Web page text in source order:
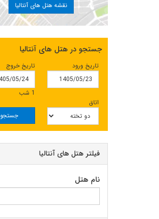
نقشه هتل های آنتالیا
جستجو در هتل های آنتالیا
تاریخ ورود تاریخ خروج
1 شب
اتاق
جستجو
فیلتر هتل های آنتالیا
نام هتل